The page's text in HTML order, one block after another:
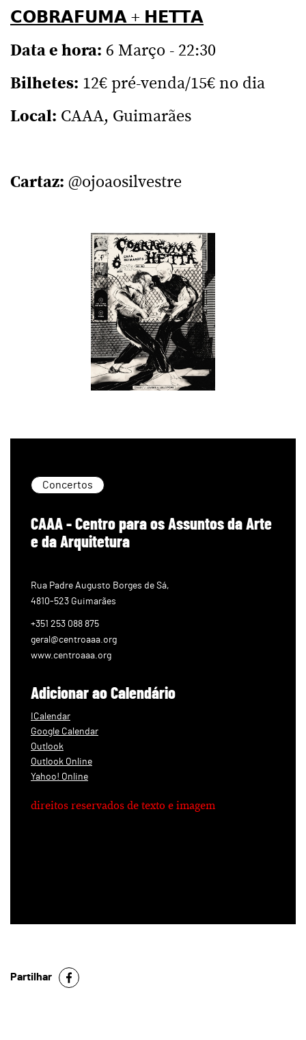
𝗖𝗢𝗕𝗥𝗔𝗙𝗨𝗠𝗔 + 𝗛𝗘𝗧𝗧𝗔
Data e hora: 6 Março - 22:30
Bilhetes: 12€ pré-venda/15€ no dia
Local: CAAA, Guimarães
Cartaz: @ojoaosilvestre
Concertos
CAAA - Centro para os Assuntos da Arte
e da Arquitetura
Rua Padre Augusto Borges de Sá,
4810-523 Guimarães
+351 253 088 875
geral@centroaaa.org
www.centroaaa.org
Adicionar ao Calendário
ICalendar
Google Calendar
Outlook
Outlook Online
Yahoo! Online
direitos reservados de texto e imagem
Partilhar